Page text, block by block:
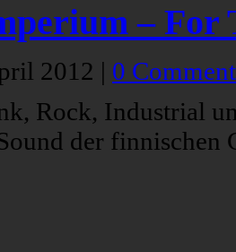
– For
2012 | 0
Rock, Industrial
der finnischen